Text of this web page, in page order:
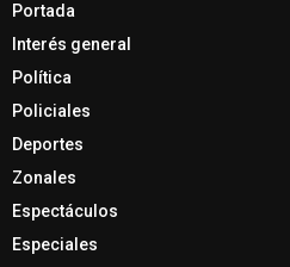
Portada
Interés general
Política
Policiales
Deportes
Zonales
Espectáculos
Especiales